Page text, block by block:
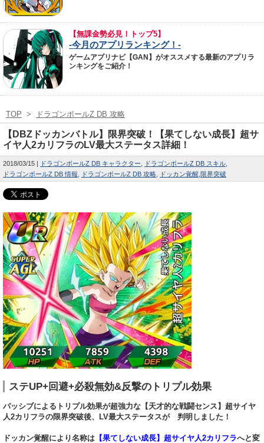
【無課金勢必見！トップ5】
-今月のアプリランキング！-
ゲームアプリナビ【GAN】がオススメする最新のアプリラ
ンキングをご紹介！
TOP > ドラゴンボールZ DB 攻略
【DBZドッカンバトル】限界突破！【果てしない成長】超サ
イヤ人2カリフラのLV最大ステータス詳細！
2018/03/15 ドラゴンボールZ DB キャラクター
ドラゴンボールZ DB スキル
ドラゴンボールZ DB 情報
ドラゴンボールZ DB 攻略 ドッカン覚醒 限界突破
ステUP+回避+必殺無効&反撃のトリプル効果
パッシブによるトリプル効果が超強力な【天才的な戦闘センス】超サイヤ
人2カリフラの限界突破後、LV最大ステータスが 判明しました！
ドッカン覚醒により名称は 【果てしない成長】超サイヤ人2カリフラへと変